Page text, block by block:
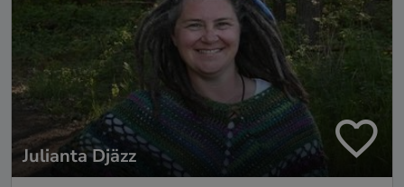
Julianta Djäzz